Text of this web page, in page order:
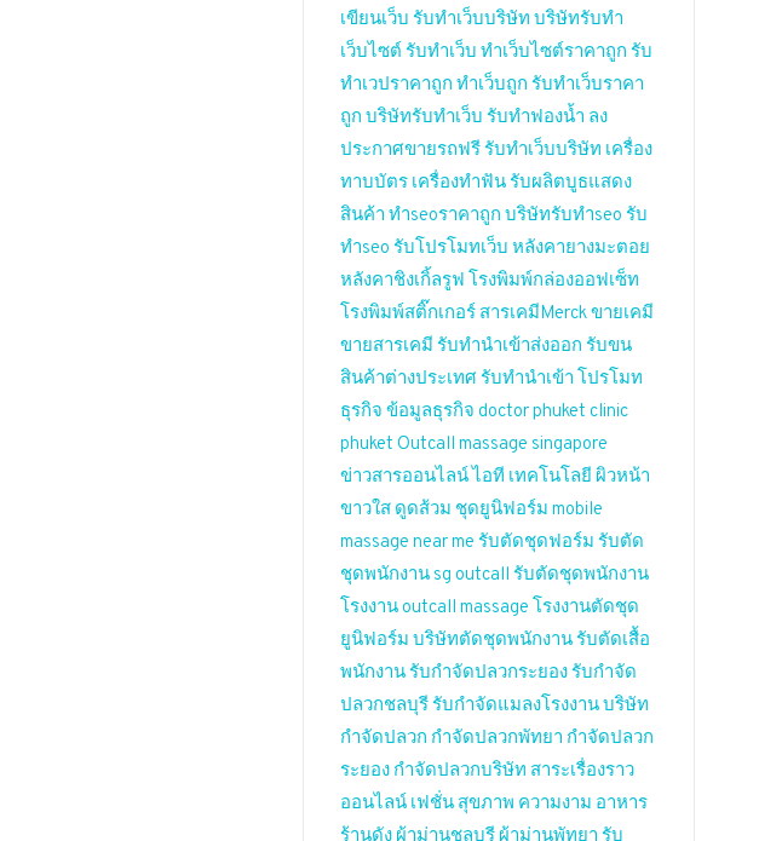
เขียนเว็บ รับทำเว็บบริษัท บริษัทรับทำ
เว็บไซต์ รับทำเว็บ ทำเว็บไซต์ราคาถูก รับ
ทำเวปราคาถูก ทำเว็บถูก รับทำเว็บราคา
ถูก บริษัทรับทำเว็บ รับทำฟองน้ำ ลง
ประกาศขายรถฟรี รับทำเว็บบริษัท เครื่อง
ทาบบัตร เครื่องทำฟัน รับผลิตบูธแสดง
สินค้า ทำseoราคาถูก บริษัทรับทำseo รับ
ทำseo รับโปรโมทเว็บ หลังคายางมะตอย
หลังคาชิงเกิ้ลรูฟ โรงพิมพ์กล่องออฟเซ็ท
โรงพิมพ์สติ๊กเกอร์ สารเคมีMerckขายเคมี
ขายสารเคมี รับทำนำเข้าส่งออก รับขน
สินค้าต่างประเทศ รับทำนำเข้า โปรโมท
ธุรกิจ ข้อมูลธุรกิจ doctor phuket clinic
phuket Outcall massage singapore
ข่าวสารออนไลน์ไอที เทคโนโลยี ผิวหน้า
ขาวใส ดูดส้วม ชุดยูนิฟอร์ม mobile
massage near me รับตัดชุดฟอร์ม รับตัด
ชุดพนักงาน sg outcall รับตัดชุดพนักงาน
โรงงาน outcall massage โรงงานตัดชุด
ยูนิฟอร์ม บริษัทตัดชุดพนักงาน รับตัดเสื้อ
พนักงาน รับกำจัดปลวกระยอง รับกำจัด
ปลวกชลบุรี รับกำจัดแมลงโรงงานบริษัท
กำจัดปลวก กำจัดปลวกพัทยา กำจัดปลวก
ระยอง กำจัดปลวกบริษัท สาระเรื่องราว
ออนไลน์ เฟชั่น สุขภาพ ความงาม อาหาร